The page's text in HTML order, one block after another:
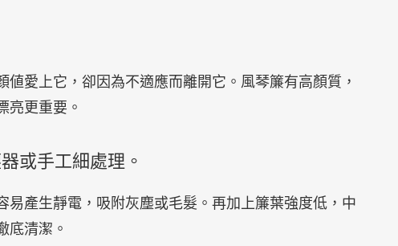
愛上它，卻因為不適應而離開它。風琴簾有高顏質，
亮更重要。
或手工細處理。
產生靜電，吸附灰塵或毛髮。再加上簾葉強度低，中
底清潔。